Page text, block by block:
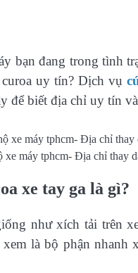
bạn đang trong tình
uy tín? Dịch vụ
để biết địa chỉ uy tín
xe máy tphcm- Địa chỉ thay
xe tay ga là gì?
như xích tải trên
là bộ phận